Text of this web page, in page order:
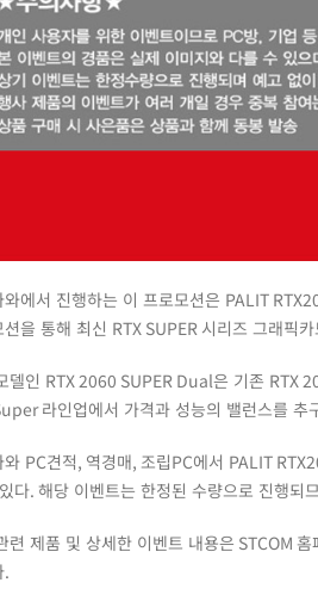
와에서 진행하는 이 프로모션은 PALIT
션을 통해 최신 RTX SUPER 시리즈 그래픽
델인 RTX 2060 SUPER Dual은 기존 RTX
라인업에서 가격과 성능의 밸런스를
와 PC견적, 역경매, 조립PC에서 PALIT
다. 해당 이벤트는 한정된 수량으로 진행되
련 제품 및 상세한 이벤트 내용은 STCOM 홈
.